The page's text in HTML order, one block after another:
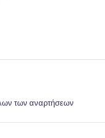
των αναρτήσεων